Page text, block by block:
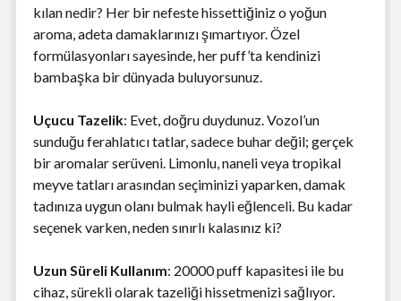
kılan nedir? Her bir nefeste hissettiğiniz o yoğun
aroma, adeta damaklarınızı şımartıyor. Özel
formülasyonları sayesinde, her puff’ta kendinizi
bambaşka bir dünyada buluyorsunuz.
Uçucu Tazelik: Evet, doğru duydunuz. Vozol’un
sunduğu ferahlatıcı tatlar, sadece buhar değil; gerçek
bir aromalar serüveni. Limonlu, naneli veya tropikal
meyve tatları arasından seçiminizi yaparken, damak
tadınıza uygun olanı bulmak hayli eğlenceli. Bu kadar
seçenek varken, neden sınırlı kalasınız ki?
Uzun Süreli Kullanım: 20000 puff kapasitesi ile bu
cihaz, sürekli olarak tazeliği hissetmenizi sağlıyor.